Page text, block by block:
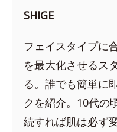
SHIGE
フェイスタイプに
を最大化させるス
る。誰でも簡単に
クを紹介。10代の
続すれば肌は必ず